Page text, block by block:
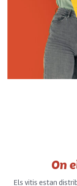
On
Els vitis estan